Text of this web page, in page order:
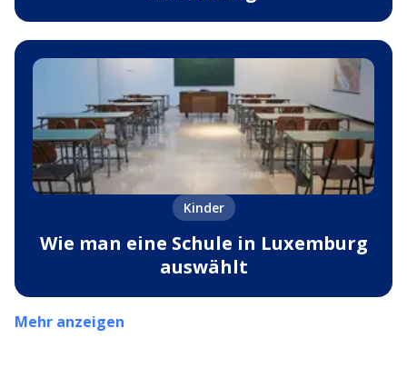
Kinder
Wie man eine Schule in Luxemburg
auswählt
Mehr anzeigen